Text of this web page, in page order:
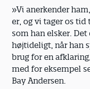
»Vi anerkender
er, og vi tager os
som han elsker.
højtideligt, når han
brug for en
med for eksempel
Bay Andersen.